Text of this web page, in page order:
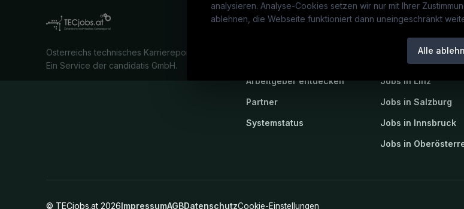
analysieren. Analyse-Cookies setzen wir nur mit Ihrer
ablehnen, die Webseite funktioniert dann uneingeschränkt
Alle
Österreichs technisches Karriereportal.
Ein Service der candidatis GmbH.
TECjobs.at
Arbeitgeber entdecken
Partner
Systemstatus
Jobs
Jobs in Wien
Jobs in Graz
Jobs in Linz
Jobs in Salzburg
Jobs in Innsbruck
Jobs in
© TECjobs.at 2026 ImpressumAGBDatenschutzCookie-Einstellungen